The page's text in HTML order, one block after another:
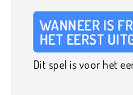
WANNEER IS
HET EERST
Dit spel is voor het